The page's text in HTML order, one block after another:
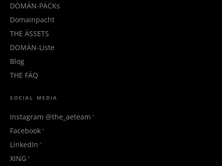
DOMÄN-PÄCKs
Domainpacht
THE ÄSSETS
DOMÄN-Liste
Blog
THE FÄQ
SOCIAL MEDIA
Instagram @the_aeteam
Facebook
LinkedIn
XING